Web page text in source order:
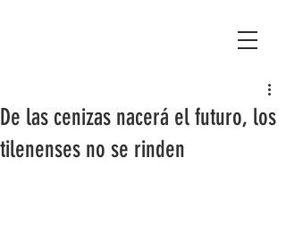
De las cenizas nacerá el futuro, los
tilenenses no se rinden